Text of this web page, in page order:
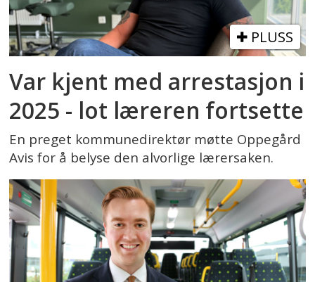
PLUSS
Var kjent med arrestasjon i
2025 - lot læreren fortsette
En preget kommunedirektør møtte Oppegård
Avis for å belyse den alvorlige lærersaken.